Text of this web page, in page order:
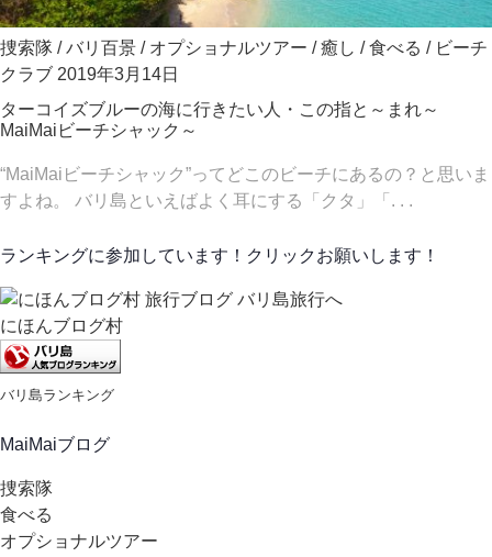
捜索隊 /バリ百景 / オプショナルツアー /癒し /食べる / ビーチ
クラブ 2019年3月14日
ターコイズブルーの海に行きたい人・この指と～まれ～
MaiMaiビーチシャック～
“MaiMaiビーチシャック”ってどこのビーチにあるの？と思いま
すよね。 バリ島といえばよく耳にする「クタ」「. . .
ランキングに参加しています！クリックお願いします！
にほんブログ村
バリ島ランキング
MaiMaiブログ
捜索隊
食べる
オプショナルツアー